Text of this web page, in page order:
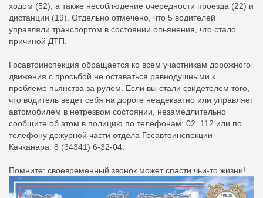
ходом (52), а также несоблюдение очередности проезда (22) и
дистанции (19). Отдельно отмечено, что 5 водителей
управляли транспортом в состоянии опьянения, что стало
причиной ДТП.
Госавтоинспекция обращается ко всем участникам дорожного
движения с просьбой не оставаться равнодушными к
проблеме пьянства за рулем. Если вы стали свидетелем того,
что водитель ведет себя на дороге неадекватно или управляет
автомобилем в нетрезвом состоянии, незамедлительно
сообщите об этом в полицию по телефонам: 02, 112 или по
телефону дежурной части отдела Госавтоинспекции
Качканара: 8 (34341) 6-32-04.
Помните: своевременный звонок может спасти чьи-то жизни!